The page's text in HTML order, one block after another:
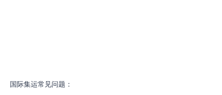
国际集运常见问题：